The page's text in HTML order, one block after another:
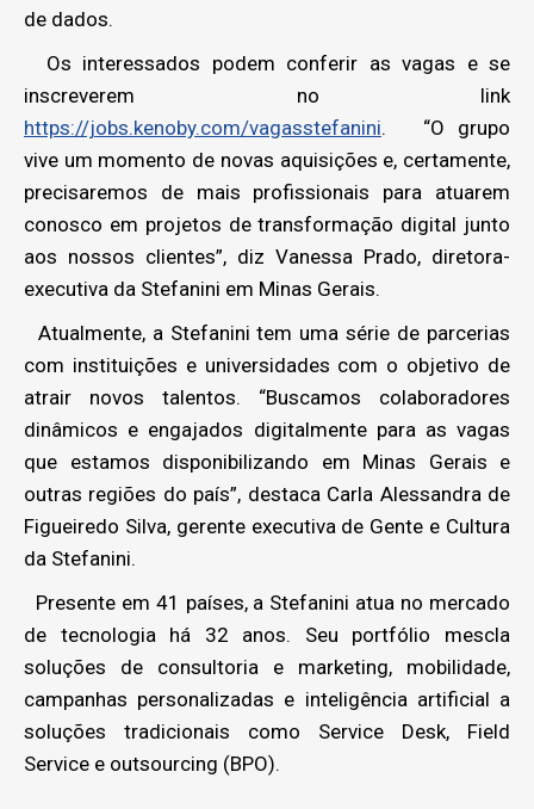
de dados.
Os interessados podem conferir as vagas e se
inscreverem no link
https://jobs.kenoby.com/vagasstefanini. “O grupo
vive um momento de novas aquisições e, certamente,
precisaremos de mais profissionais para atuarem
conosco em projetos de transformação digital junto
aos nossos clientes”, diz Vanessa Prado, diretora-
executiva da Stefanini em Minas Gerais.
Atualmente, a Stefanini tem uma série de parcerias
com instituições e universidades com o objetivo de
atrair novos talentos. “Buscamos colaboradores
dinâmicos e engajados digitalmente para as vagas
que estamos disponibilizando em Minas Gerais e
outras regiões do país”, destaca Carla Alessandra de
Figueiredo Silva, gerente executiva de Gente e Cultura
da Stefanini.
Presente em 41 países, a Stefanini atua no mercado
de tecnologia há 32 anos. Seu portfólio mescla
soluções de consultoria e marketing, mobilidade,
campanhas personalizadas e inteligência artificial a
soluções tradicionais como Service Desk, Field
Service e outsourcing (BPO).